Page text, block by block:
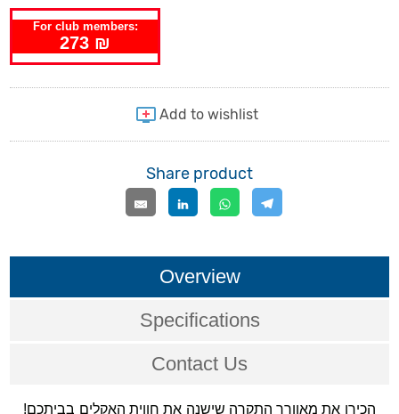
For club members:
273 ₪
Share product
Overview
Specifications
Contact Us
הכירו את מאוורר התקרה שישנה את חווית האקלים בביתכם!